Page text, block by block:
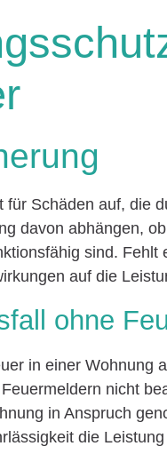
für Schäden auf, die
davon abhängen,
sind.
auf die
ohne
in einer Wohnung
nicht
in Anspruch
die